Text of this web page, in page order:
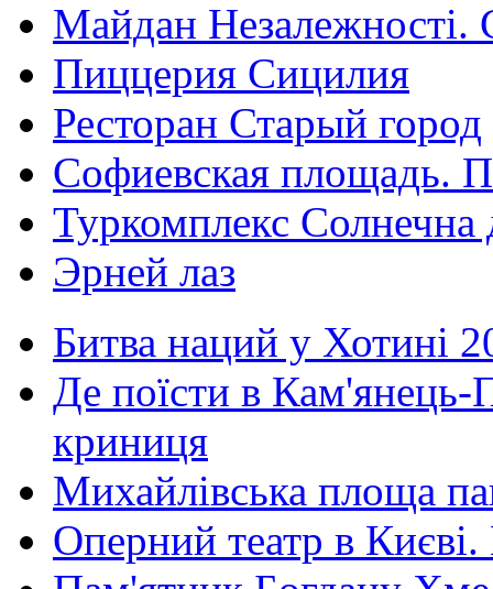
Майдан Незалежності.
Пиццерия Сицилия
Ресторан Старый город
Софиевская площадь.
Туркомплекс Солнечна
Эрней лаз
Битва наций у Хотині
Де поїсти в Кам'янець-
криниця
Михайлівська площа
Оперний театр в